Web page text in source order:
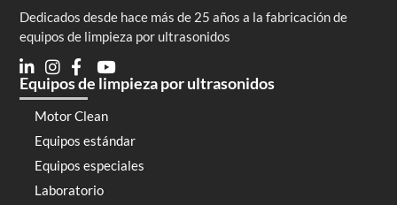
Dedicados desde hace más de 25 años a la fabricación de
equipos de limpieza por ultrasonidos
Equipos de limpieza por ultrasonidos
Motor Clean
Equipos estándar
Equipos especiales
Laboratorio